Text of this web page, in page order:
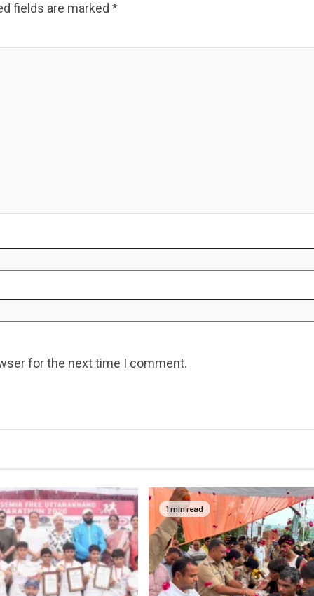
fields are marked *
for the next time I comment.
1 min read